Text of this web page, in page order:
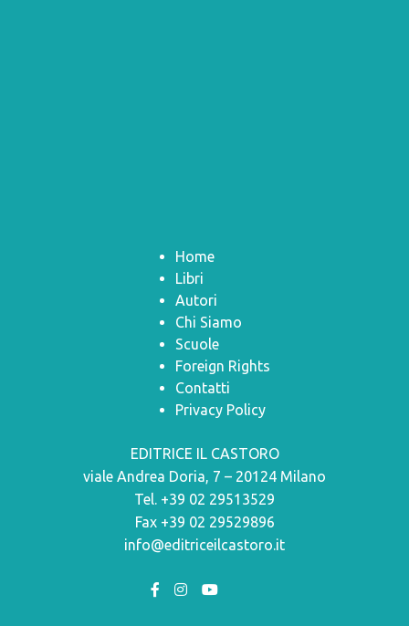
Home
Libri
Autori
Chi Siamo
Scuole
Foreign Rights
Contatti
Privacy Policy
EDITRICE IL CASTORO
viale Andrea Doria, 7 – 20124 Milano
Tel. +39 02 29513529
Fax +39 02 29529896
info@editriceilcastoro.it